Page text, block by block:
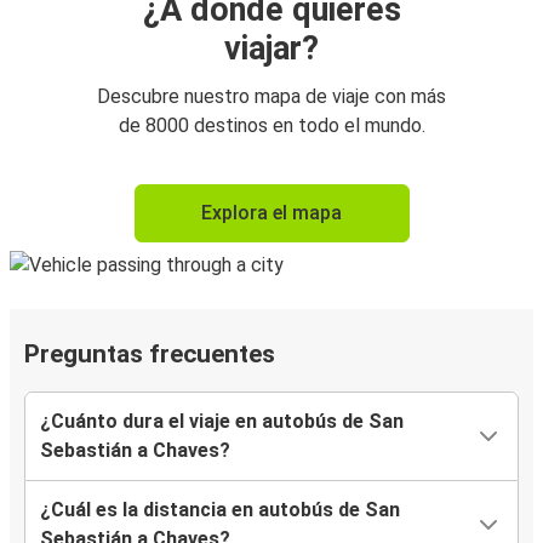
¿A dónde quieres
viajar?
Descubre nuestro mapa de viaje con más
de 8000 destinos en todo el mundo.
Explora el mapa
Preguntas frecuentes
¿Cuánto dura el viaje en autobús de San
Sebastián a Chaves?
¿Cuál es la distancia en autobús de San